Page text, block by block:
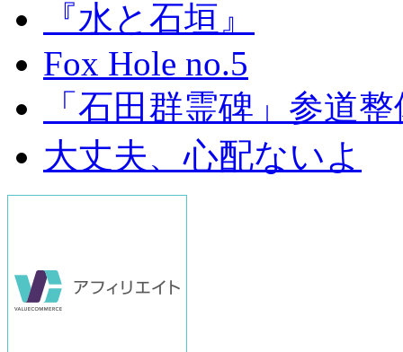
『水と石垣』
Fox Hole no.5
「石田群霊碑」参道
大丈夫、心配ないよ